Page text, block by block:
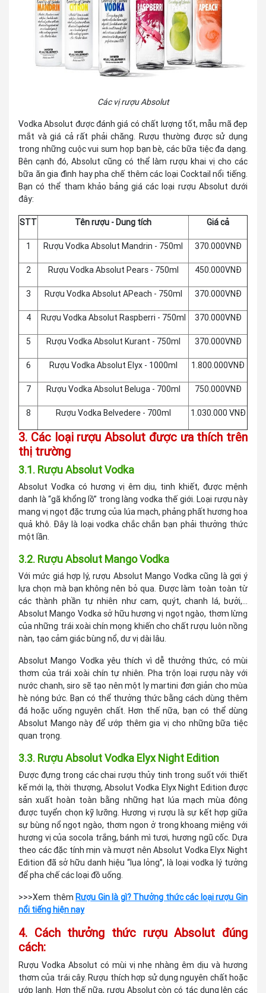
Các vị rượu Absolut
Vodka Absolut được đánh giá có chất lượng tốt, mẫu mã đẹp
mắt và giá cả rất phải chăng. Rượu thường được sử dụng
trong những cuộc vui sum họp bạn bè, các bữa tiệc đa dạng.
Bên cạnh đó, Absolut cũng có thể làm rượu khai vị cho các
bữa ăn gia đình hay pha chế thêm các loại Cocktail nổi tiếng.
Bạn có thể tham khảo bảng giá các loại rượu Absolut dưới
đây:
STT Tên rượu - Dung tích Giá cả
1 Rượu Vodka Absolut Mandrin - 750ml 370.000VNĐ
2 Rượu Vodka Absolut Pears - 750ml 450.000VNĐ
3 Rượu Vodka Absolut APeach - 750ml 370.000VNĐ
4 Rượu Vodka Absolut Raspberri - 750ml 370.000VNĐ
5 Rượu Vodka Absolut Kurant - 750ml 370.000VNĐ
6 Rượu Vodka Absolut Elyx - 1000ml 1.800.000VNĐ
7 Rượu Vodka Absolut Beluga - 700ml 750.000VNĐ
8 Rượu Vodka Belvedere - 700ml 1.030.000 VNĐ
3. Các loại rượu Absolut được ưa thích trên
thị trường
3.1. Rượu Absolut Vodka
Absolut Vodka có hương vị êm dịu, tinh khiết, được mệnh
danh là “gã khổng lồ” trong làng vodka thế giới. Loại rượu này
mang vị ngọt đặc trưng của lúa mạch, phảng phất hương hoa
quả khô. Đây là loại vodka chắc chắn bạn phải thưởng thức
một lần.
3.2. Rượu Absolut Mango Vodka
Với mức giá hợp lý, rượu Absolut Mango Vodka cũng là gợi ý
lựa chọn mà bạn không nên bỏ qua. Được làm toàn toàn từ
các thành phần tự nhiên như cam, quýt, chanh lá, bưởi,…
Absolut Mango Vodka sở hữu hương vị ngọt ngào, thơm lừng
của những trái xoài chín mọng khiến cho chất rượu luôn nồng
nàn, tạo cảm giác bùng nổ, dư vị dài lâu.
Absolut Mango Vodka yêu thích vì dễ thưởng thức, có mùi
thơm của trái xoài chín tự nhiên. Pha trộn loại rượu này với
nước chanh, siro sẽ tạo nên một ly martini đơn giản cho mùa
hè nóng bức. Bạn có thể thưởng thức bằng cách dùng thêm
đá hoặc uống nguyên chất. Hơn thế nữa, bạn có thể dùng
Absolut Mango này để ướp thêm gia vị cho những bữa tiệc
quan trọng.
3.3. Rượu Absolut Vodka Elyx Night Edition
Được đựng trong các chai rượu thủy tinh trong suốt với thiết
kế mới lạ, thời thượng, Absolut Vodka Elyx Night Edition được
sản xuất hoàn toàn bằng những hạt lúa mạch mùa đông
được tuyển chọn kỹ lưỡng. Hương vị rượu là sự kết hợp giữa
sự bùng nổ ngọt ngào, thơm ngon ở trong khoang miệng với
hương vị của socola trắng, bánh mì tươi, hương ngũ cốc. Dựa
theo các đặc tính mịn và mượt nên Absolut Vodka Elyx Night
Edition đã sở hữu danh hiệu “lụa lỏng”, là loại vodka lý tưởng
để pha chế các loại đồ uống.
>>>Xem thêm Rượu Gin là gì? Thưởng thức các loại rượu Gin
nổi tiếng hiện nay
4. Cách thưởng thức rượu Absolut đúng
cách:
Rượu Vodka Absolut có mùi vị nhẹ nhàng êm dịu và hương
thơm của trái cây. Rượu thích hợp sử dụng nguyên chất hoặc
ướp lạnh. Hơn thế nữa, rượu Absolut còn có tác dụng lên các